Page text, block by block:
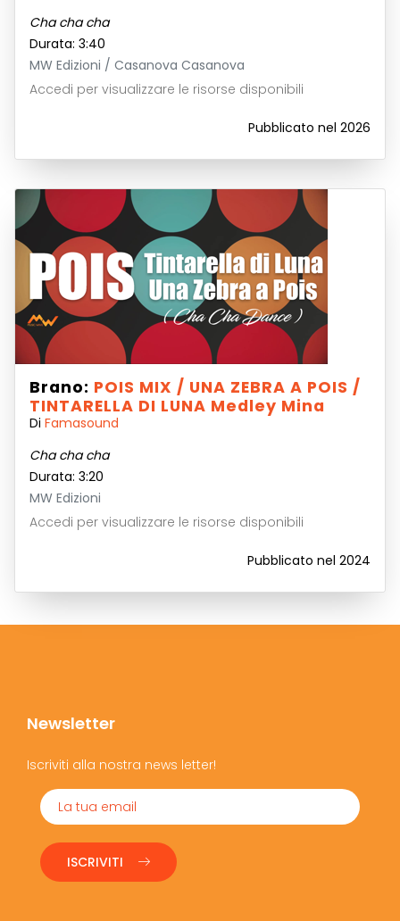
Cha cha cha
Durata: 3:40
MW Edizioni / Casanova Casanova
Accedi per visualizzare le risorse disponibili
Pubblicato nel 2026
Brano: POIS MIX / UNA ZEBRA A POIS /
TINTARELLA DI LUNA Medley Mina
Di Famasound
Cha cha cha
Durata: 3:20
MW Edizioni
Accedi per visualizzare le risorse disponibili
Pubblicato nel 2024
Newsletter
Iscriviti alla nostra news letter!
ISCRIVITI